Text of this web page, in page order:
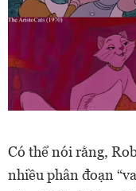
Có thể nói rằng,
nhiều phân đoạn